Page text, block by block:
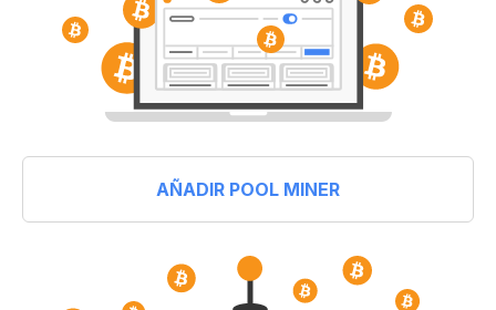
AÑADIR POOL MINER